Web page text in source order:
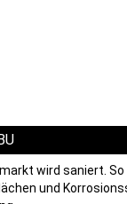
wird saniert. So
und